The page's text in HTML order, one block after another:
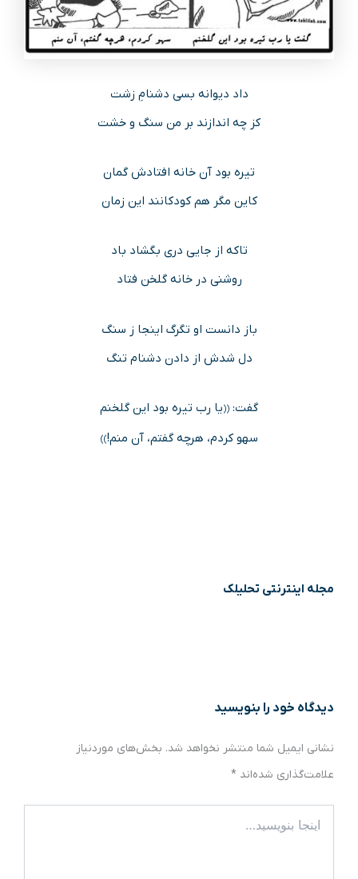
داد دیوانه بسی دشنامِ زشت
کز چه اندازند بر من سنگ و خشت
تیره بود آن خانه افتادش گمان
کاین مگر هم کودکانند این زمان
تاکه از جایی دری بگشاد باد
روشنی در خانه گلخن فتاد
باز دانست او تگرگ اینجا ز سنگ
دل شدش از دادن دشنام تنگ
گفت: ((یا رب تیره بود این گلخنم
سهو کردم، هرچه گفتم، آن منم!))
مجله اینترنتی تحلیلک
دیدگاه‌ خود را بنویسید
نشانی ایمیل شما منتشر نخواهد شد. بخش‌های موردنیاز
علامت‌گذاری شده‌اند *
بنویسید…